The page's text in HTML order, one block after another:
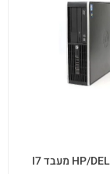
HP/DELL/LENOVO מעבד I7